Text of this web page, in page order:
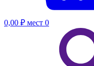
0,00 ₽ мест 0